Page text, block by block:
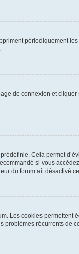
périodiquement
de connexion et cliquer
Cela permet
si vous
du forum ait désactivé
Les cookies permettent
problèmes récurrents de